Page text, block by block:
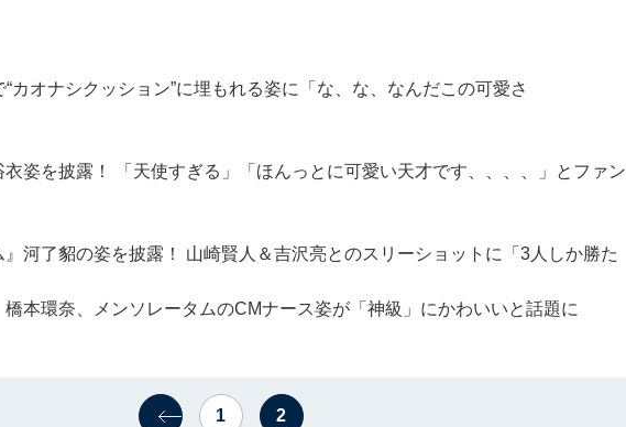
カオナシクッション”に埋もれる姿に「な、な、なんだこの可愛さ
姿を披露！ 「天使すぎる」「ほんっとに可愛い天才です、、、、」とファン
河了貂の姿を披露！ 山崎賢人＆吉沢亮とのスリーショットに「3人しか勝た
本環奈、メンソレータムのCMナース姿が「神級」にかわいいと話題に
1 2